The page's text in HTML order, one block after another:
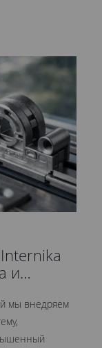
и
мы внедряем